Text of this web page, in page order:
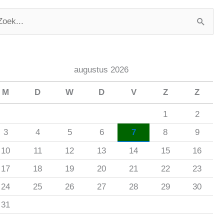
augustus 2026
M D W D V Z Z
1
2
3
4 5 6 7 8
9
10
11 12 13 14 15
16
17
18 19 20 21 22
23
24
25 26 27 28 29
30
31